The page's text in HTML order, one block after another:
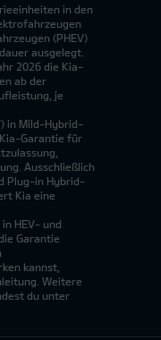
in den
(PHEV)
ausgelegt.
2026 die Kia-
ab der
je
in Mild-Hybrid-
Garantie für
Ausschließlich
Plug-in Hybrid-
Kia eine
HEV- und
Garantie
kannst,
Weitere
du unter